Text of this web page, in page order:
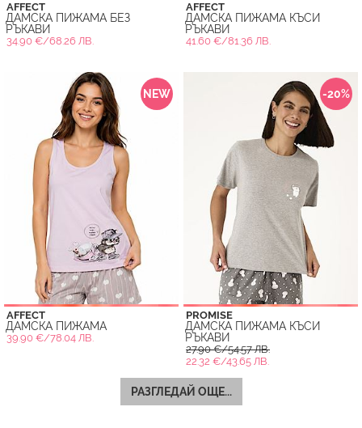
AFFECT
ДАМСКА ПИЖАМА БЕЗ
РЪКАВИ
34.90 €/68.26 ЛВ.
AFFECT
ДАМСКА ПИЖАМА КЪСИ
РЪКАВИ
41.60 €/81.36 ЛВ.
NEW
AFFECT
ДАМСКА ПИЖАМА
39.90 €/78.04 ЛВ.
-20%
PROMISE
ДАМСКА ПИЖАМА КЪСИ
РЪКАВИ
27.90 €/54.57 ЛВ.
22.32 €/43.65 ЛВ.
РАЗГЛЕДАЙ ОЩЕ...